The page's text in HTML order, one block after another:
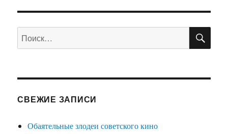
ёлка
новый
Искать:
СВЕЖИЕ ЗАПИСИ
Обаятельные злодеи советского кино